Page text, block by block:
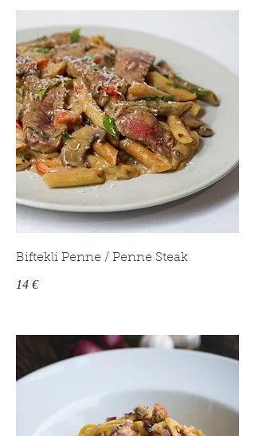
Biftekli Penne / Penne Steak
14 €